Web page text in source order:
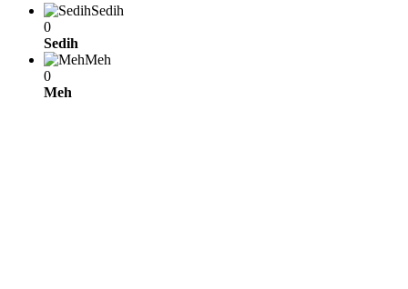
Sedih
0
Sedih
Meh
0
Meh